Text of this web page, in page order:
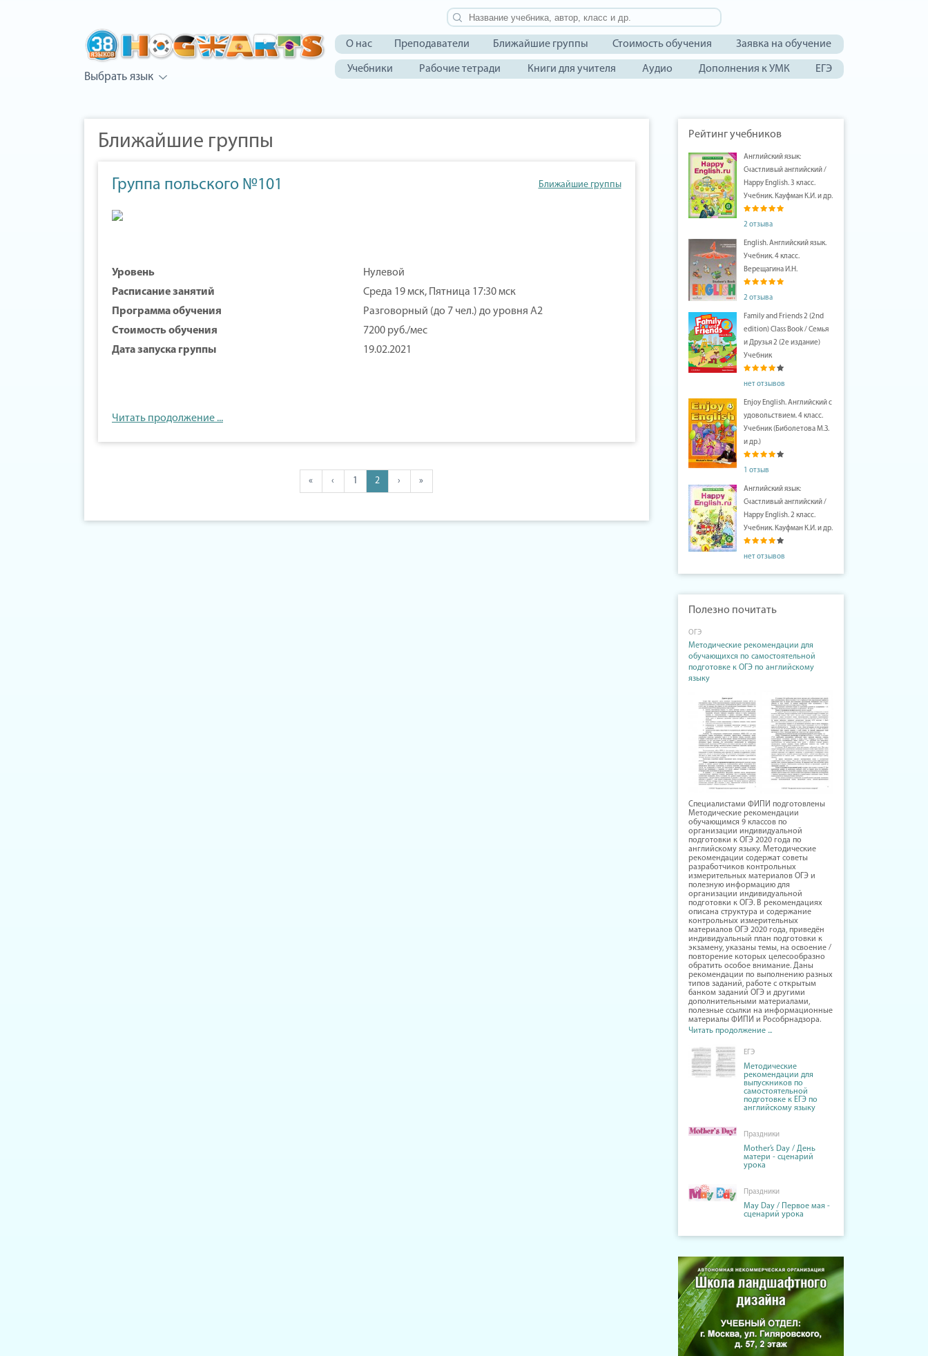
Выбрать язык
О нас Преподаватели Ближайшие группы Стоимость обучения Заявка на обучение
Учебники Рабочие тетради Книги для учителя Аудио Дополнения к УМК ЕГЭ
Ближайшие группы
Группа польского №101 Ближайшие группы
Уровень
Нулевой
Расписание занятий
Среда 19 мск, Пятница 17:30 мск
Программа обучения
Разговорный (до 7 чел.) до уровня А2
Стоимость обучения
7200 руб./мес
Дата запуска группы
19.02.2021
Читать продолжение ...
« ‹ 1 2 › »
Рейтинг учебников
Английский язык:
Счастливый английский /
Happy English. 3 класс.
Учебник. Кауфман К.И. и др.
2 отзыва
English. Английский язык.
Учебник. 4 класс.
Верещагина И.Н.
2 отзыва
Family and Friends 2 (2nd
edition) Class Book / Семья
и Друзья 2 (2е издание)
Учебник
нет отзывов
Enjoy English. Английский с
удовольствием. 4 класс.
Учебник (Биболетова М.З.
и др.)
1 отзыв
Английский язык:
Счастливый английский /
Happy English. 2 класс.
Учебник. Кауфман К.И. и др.
нет отзывов
Полезно почитать
ОГЭ
Методические рекомендации для
обучающихся по самостоятельной
подготовке к ОГЭ по английскому
языку
Специалистами ФИПИ подготовлены
Методические рекомендации
обучающимся 9 классов по
организации индивидуальной
подготовки к ОГЭ 2020 года по
английскому языку. Методические
рекомендации содержат советы
разработчиков контрольных
измерительных материалов ОГЭ и
полезную информацию для
организации индивидуальной
подготовки к ОГЭ. В рекомендациях
описана структура и содержание
контрольных измерительных
материалов ОГЭ 2020 года, приведён
индивидуальный план подготовки к
экзамену, указаны темы, на освоение /
повторение которых целесообразно
обратить особое внимание. Даны
рекомендации по выполнению разных
типов заданий, работе с открытым
банком заданий ОГЭ и другими
дополнительными материалами,
полезные ссылки на информационные
материалы ФИПИ и Рособрнадзора.
Читать продолжение ...
ЕГЭ
Методические
рекомендации для
выпускников по
самостоятельной
подготовке к ЕГЭ по
английскому языку
Праздники
Mother’s Day / День
матери - сценарий
урока
Праздники
May Day / Первое мая -
сценарий урока